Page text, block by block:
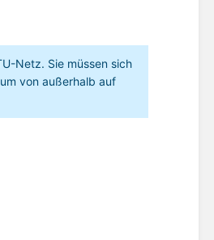
Netz. Sie müssen sich
von außerhalb auf